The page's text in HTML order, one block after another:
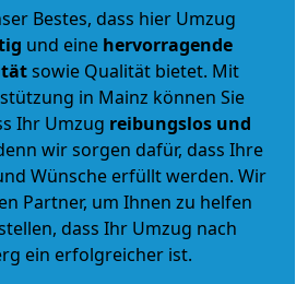
Bestes, dass hier Umzug
und eine hervorragende
sowie Qualität bietet. Mit
in Mainz können Sie
Ihr Umzug reibungslos und
wir sorgen dafür, dass Ihre
Wünsche erfüllt werden. Wir
Partner, um Ihnen zu helfen
dass Ihr Umzug nach
ein erfolgreicher ist.